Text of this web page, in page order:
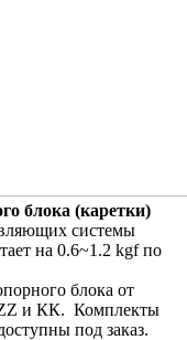
блока (каретки)
системы
на 0.6~1.2 kgf по
блока от
ZZ и КК. Комплекты
под заказ.